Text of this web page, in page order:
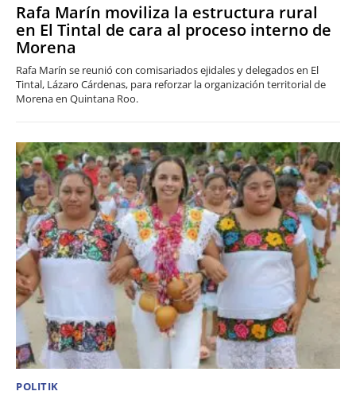
Rafa Marín moviliza la estructura rural
en El Tintal de cara al proceso interno de
Morena
Rafa Marín se reunió con comisariados ejidales y delegados en El
Tintal, Lázaro Cárdenas, para reforzar la organización territorial de
Morena en Quintana Roo.
POLITIK